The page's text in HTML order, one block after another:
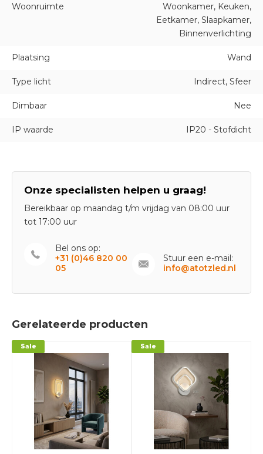
Woonruimte
Woonkamer, Keuken,
Eetkamer, Slaapkamer,
Binnenverlichting
Plaatsing Wand
Type licht Indirect, Sfeer
Dimbaar Nee
IP waarde IP20 - Stofdicht
Onze specialisten helpen u graag!
Bereikbaar op maandag t/m vrijdag van 08:00 uur
tot 17:00 uur
Bel ons op:
+31 (0)46 820 00
05
Stuur een e-mail:
info@atotzled.nl
Gerelateerde producten
Sale Sale